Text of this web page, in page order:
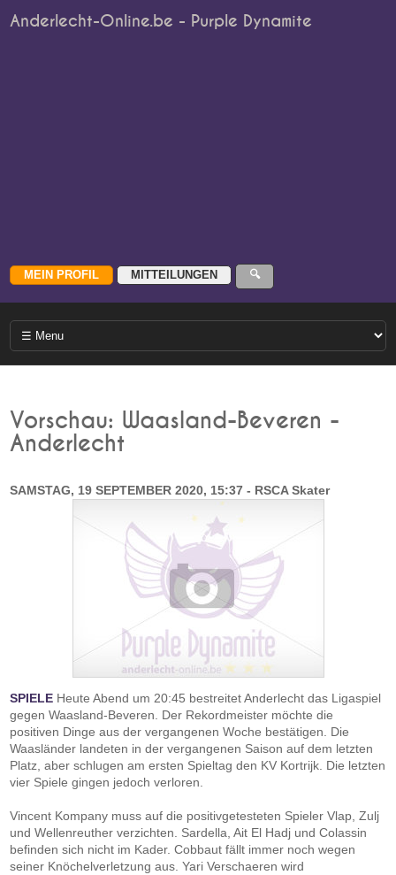
Anderlecht-Online.be - Purple Dynamite
Vorschau: Waasland-Beveren -
Anderlecht
SAMSTAG, 19 SEPTEMBER 2020, 15:37 - RSCA Skater
SPIELE Heute Abend um 20:45 bestreitet Anderlecht das Ligaspiel
gegen Waasland-Beveren. Der Rekordmeister möchte die
positiven Dinge aus der vergangenen Woche bestätigen. Die
Waasländer landeten in der vergangenen Saison auf dem letzten
Platz, aber schlugen am ersten Spieltag den KV Kortrijk. Die letzten
vier Spiele gingen jedoch verloren.
Vincent Kompany muss auf die positivgetesteten Spieler Vlap, Zulj
und Wellenreuther verzichten. Sardella, Ait El Hadj und Colassin
befinden sich nicht im Kader. Cobbaut fällt immer noch wegen
seiner Knöchelverletzung aus. Yari Verschaeren wird